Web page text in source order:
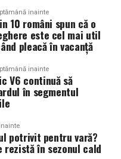
trebuie sa ofere un
Multi pasionati
bine la show, dar
la evenimentele din
poate fi imprevizibila,
inainte
10 români spun că o
este cel mai util
pleacă în vacanță
inainte
V6 continuă să
în segmentul
potrivit pentru vară?
în sezonul cald